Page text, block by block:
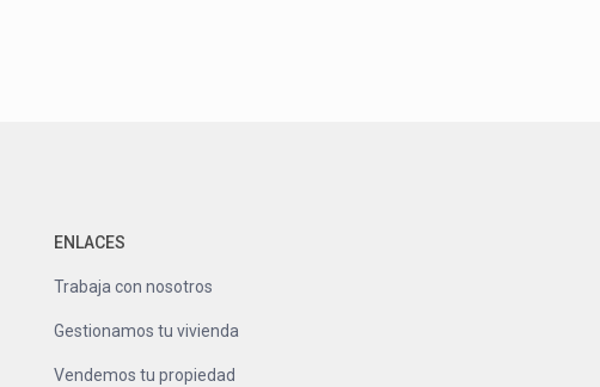
ENLACES
Trabaja con nosotros
Gestionamos tu vivienda
Vendemos tu propiedad